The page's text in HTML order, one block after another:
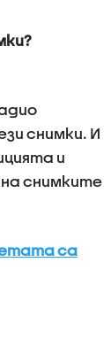
снимки. И
и
снимките
са